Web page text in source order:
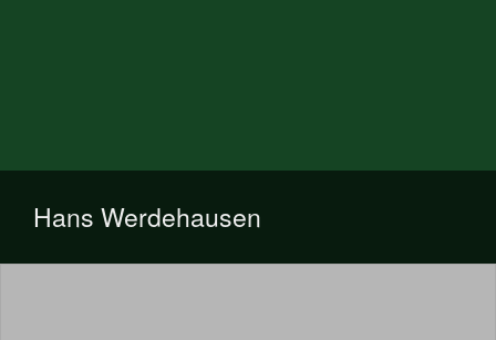
Hans Werdehausen